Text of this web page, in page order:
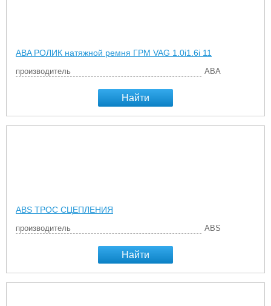
ABA РОЛИК натяжной ремня ГРМ VAG 1.0i1.6i 11
производитель ABA
Найти
ABS ТРОС СЦЕПЛЕНИЯ
производитель ABS
Найти